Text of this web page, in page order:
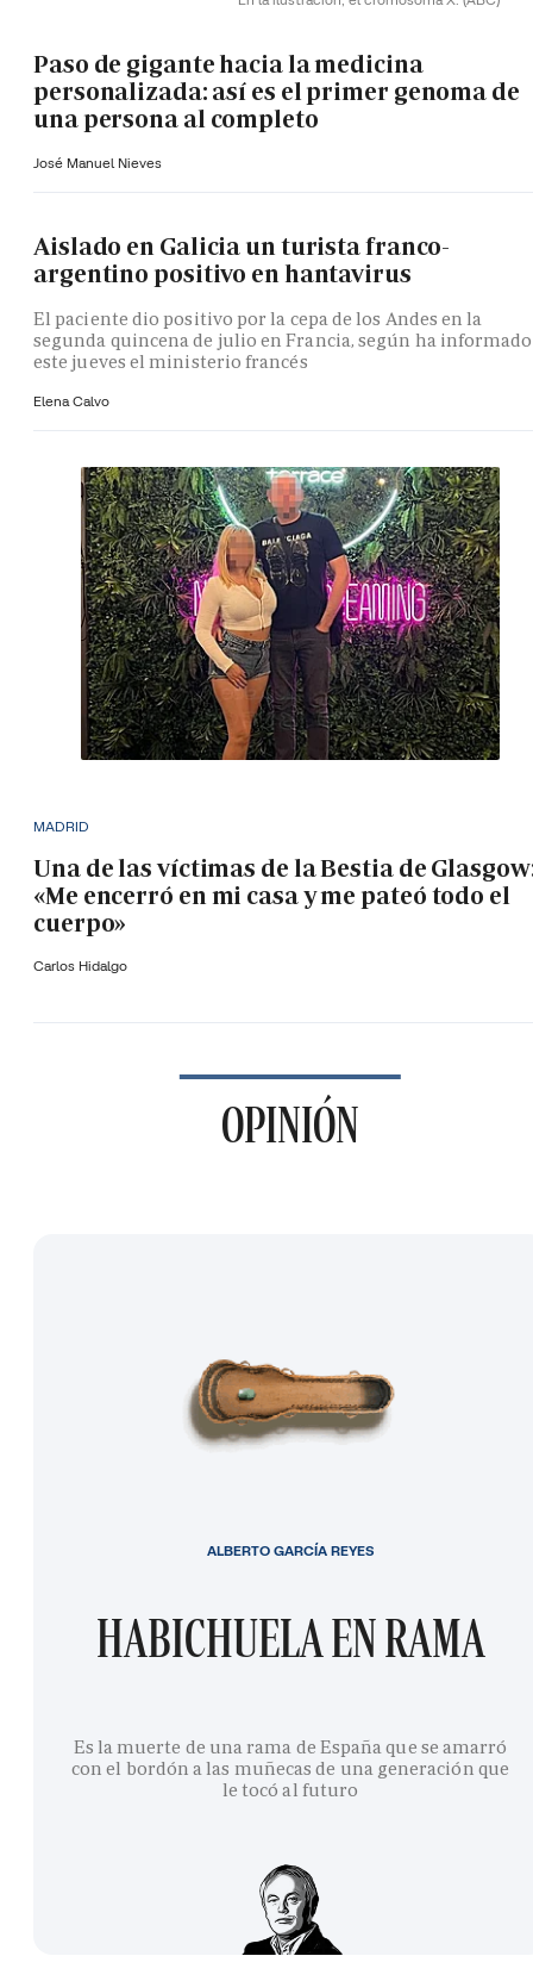
Paso de gigante hacia la medicina
personalizada: así es el primer genoma de
una persona al completo
José Manuel Nieves
Aislado en Galicia un turista franco-
argentino positivo en hantavirus
El paciente dio positivo por la cepa de los Andes en la
segunda quincena de julio en Francia, según ha informado
este jueves el ministerio francés
Elena Calvo
MADRID
Una de las víctimas de la Bestia de
«Me encerró en mi casa y me pateó todo el
cuerpo»
Carlos Hidalgo
OPINIÓN
HABICHUELA EN RAMA
Es la muerte de una rama de España que se amarró
con el bordón a las muñecas de una generación que
le tocó al futuro
ALBERTO GARCÍA REYES